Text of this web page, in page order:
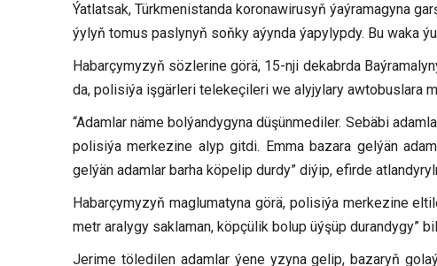
Ýatlatsak, Türkmenistanda koronawirusyň ýaýramagyna
ýylyň tomus paslynyň soňky aýynda ýapylypdy. Bu waka
Habarçymyzyň sözlerine görä, 15-nji dekabrda
da, polisiýa işgärleri telekeçileri we alyjylary awtobuslara
“Adamlar näme bolýandygyna düşünmediler. Sebäbi
polisiýa merkezine alyp gitdi. Emma bazara gelýän
gelýän adamlar barha köpelip durdy” diýip, efirde
Habarçymyzyň maglumatyna görä, polisiýa merkezine
metr aralygy saklaman, köpçülik bolup üýşüp durandygy”
Jerime töledilen adamlar ýene yzyna gelip, bazaryň